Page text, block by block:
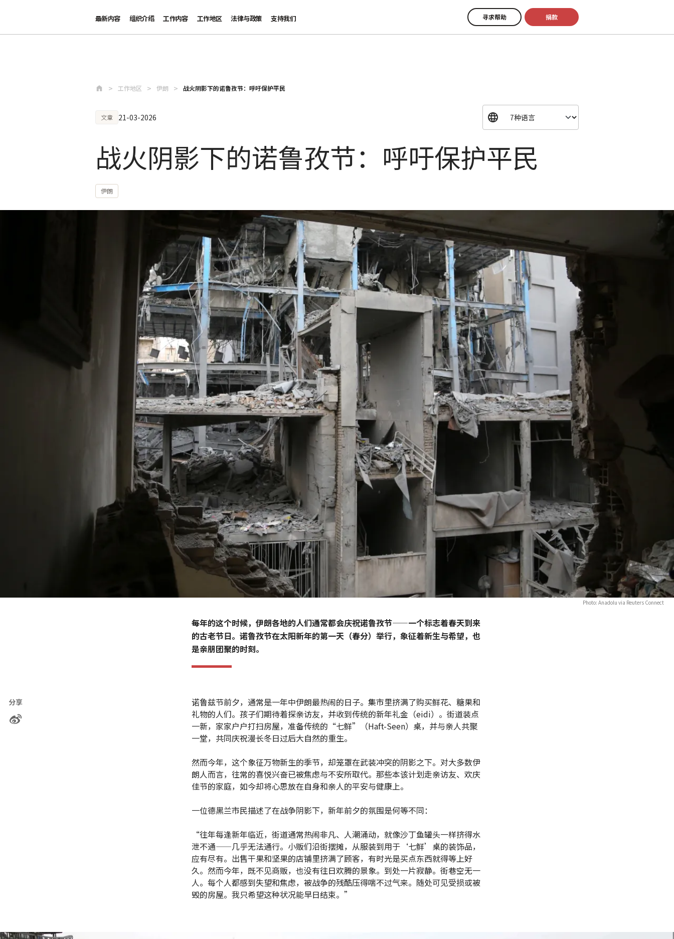
最新内容 组织介绍 工作内容 工作地区 法律与政策 支持我们 寻求帮助 捐款
工作地区 伊朗 战火阴影下的诺鲁孜节：呼吁保护平民
文章 21-03-2026
战火阴影下的诺鲁孜节：呼吁保护平民
伊朗
Photo: Anadolu via Reuters Connect
每年的这个时候，伊朗各地的人们通常都会庆祝诺鲁孜节——一个标志着春天到来
的古老节日。诺鲁孜节在太阳新年的第一天（春分）举行，象征着新生与希望，也
是亲朋团聚的时刻。
分享
诺鲁兹节前夕，通常是一年中伊朗最热闹的日子。集市里挤满了购买鲜花、糖果和
礼物的人们。孩子们期待着探亲访友，并收到传统的新年礼金（eidi）。街道装点
一新，家家户户打扫房屋，准备传统的“七鲜”（Haft-Seen）桌，并与亲人共聚
一堂，共同庆祝漫长冬日过后大自然的重生。
然而今年，这个象征万物新生的季节，却笼罩在武装冲突的阴影之下。对大多数伊
朗人而言，往常的喜悦兴奋已被焦虑与不安所取代。那些本该计划走亲访友、欢庆
佳节的家庭，如今却将心思放在自身和亲人的平安与健康上。
一位德黑兰市民描述了在战争阴影下，新年前夕的氛围是何等不同：
“往年每逢新年临近，街道通常热闹非凡、人潮涌动，就像沙丁鱼罐头一样挤得水
泄不通——几乎无法通行。小贩们沿街摆摊，从服装到用于‘七鲜’桌的装饰品，
应有尽有。出售干果和坚果的店铺里挤满了顾客，有时光是买点东西就得等上好
久。然而今年，既不见商贩，也没有往日欢腾的景象。到处一片寂静。街巷空无一
人。每个人都感到失望和焦虑，被战争的残酷压得喘不过气来。随处可见受损或被
毁的房屋。我只希望这种状况能早日结束。”